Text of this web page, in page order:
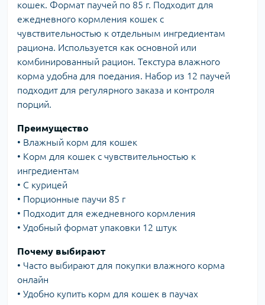
кошек. Формат паучей по 85 г. Подходит для
ежедневного кормления кошек с
чувствительностью к отдельным ингредиентам
рациона. Используется как основной или
комбинированный рацион. Текстура влажного
корма удобна для поедания. Набор из 12 паучей
подходит для регулярного заказа и контроля
порций.
Преимущество
• Влажный корм для кошек
• Корм для кошек с чувствительностью к
ингредиентам
• С курицей
• Порционные паучи 85 г
• Подходит для ежедневного кормления
• Удобный формат упаковки 12 штук
Почему выбирают
• Часто выбирают для покупки влажного корма
онлайн
• Удобно купить корм для кошек в паучах